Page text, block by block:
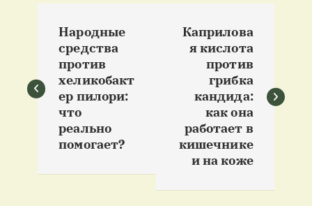
в
Народные
средства
против
хеликобакт
ер пилори:
что
реально
помогает?
Каприлова
я кислота
против
грибка
кандида:
как она
работает в
кишечнике
и на коже